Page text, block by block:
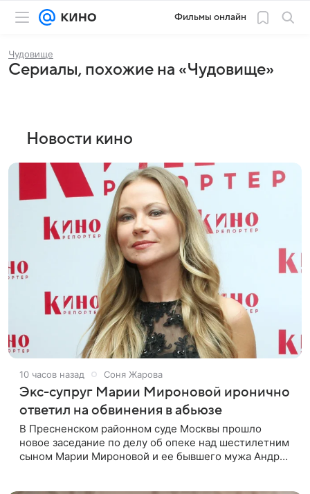
Фильмы онлайн
Чудовище
Сериалы, похожие на «Чудовище»
Новости кино
10 часов назад Соня Жарова
Экс-супруг Марии Мироновой иронично
ответил на обвинения в абьюзе
В Пресненском районном суде Москвы прошло
новое заседание по делу об опеке над шестилетним
сыном Марии Мироновой и ее бывшего мужа Андрея